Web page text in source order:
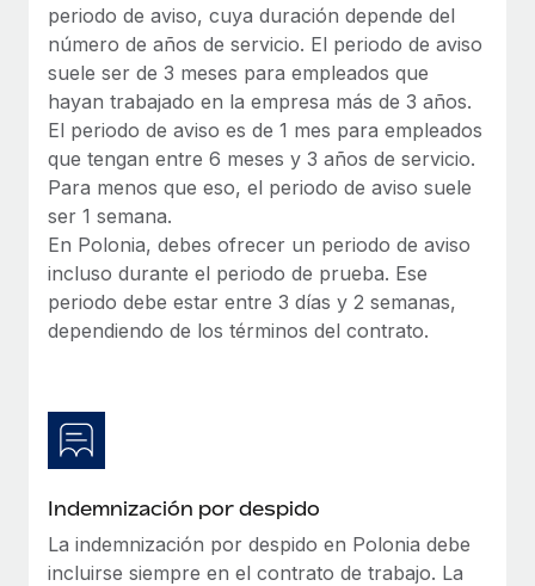
Prestaciones
Gestiona las prestaciones de los empleados sin
complicaciones.
todos los tamaños a contratar, gestionar y...
Más información
Pento se convierte en un empleador equitativo
con Remote
Gestionar las nóminas internamente es complicado. Tardas
semanas en hacerlo manualmente y, al mes...
Más información
periodo de aviso, cuya duración depende del
número de años de servicio. El periodo de aviso
suele ser de 3 meses para empleados que
hayan trabajado en la empresa más de 3 años.
El periodo de aviso es de 1 mes para empleados
que tengan entre 6 meses y 3 años de servicio.
Para menos que eso, el periodo de aviso suele
ser 1 semana.
En Polonia, debes ofrecer un periodo de aviso
incluso durante el periodo de prueba. Ese
periodo debe estar entre 3 días y 2 semanas,
dependiendo de los términos del contrato.
Indemnización por despido
La indemnización por despido en Polonia debe
incluirse siempre en el contrato de trabajo. La